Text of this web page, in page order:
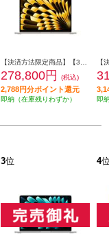
278,800円 (税込)
2,788円分ポイント還元
即納（在庫残りわずか） 即
3位 4